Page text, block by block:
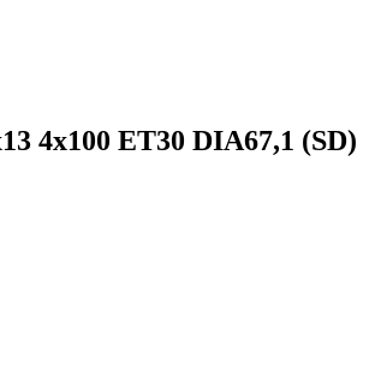
4x100 ET30 DIA67,1 (SD)